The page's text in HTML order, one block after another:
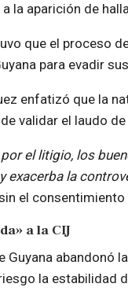
la aparición de
que el proceso
para evadir
enfatizó que la
validar el laudo
el litigio, los
exacerba la
el consentimiento
a la CIJ
Guyana
la estabilidad